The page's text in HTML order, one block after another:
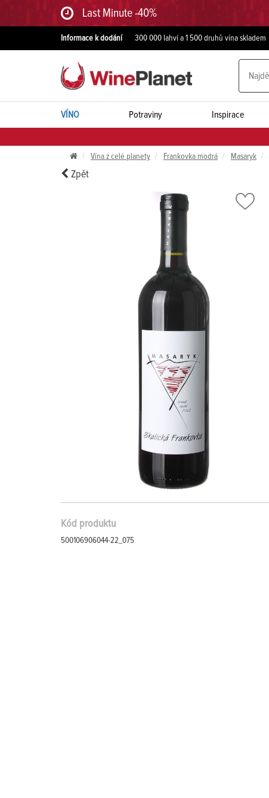
Last Minute -40%
Informace k dodání 300 000 lahví a 1 500 druhů vína skladem
VÍNO Potraviny Inspirace
Vína z celé planety Frankovka modrá Masaryk
Zpět
Kód produktu
500106906044-22_075